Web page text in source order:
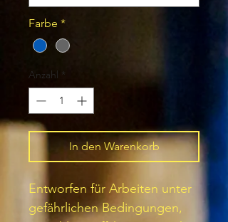
Farbe *
Anzahl *
In den Warenkorb
Entworfen für Arbeiten unter
gefährlichen Bedingungen,